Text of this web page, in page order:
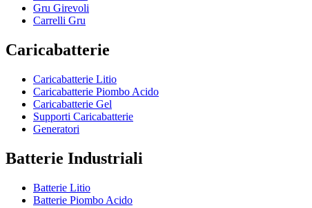
Gru Girevoli
Carrelli Gru
Caricabatterie
Caricabatterie Litio
Caricabatterie Piombo Acido
Caricabatterie Gel
Supporti Caricabatterie
Generatori
Batterie Industriali
Batterie Litio
Batterie Piombo Acido